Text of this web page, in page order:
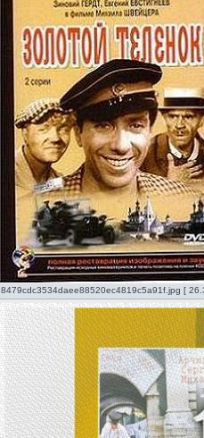
8479cdc3534daee88520ec4819c5a91f.jpg [